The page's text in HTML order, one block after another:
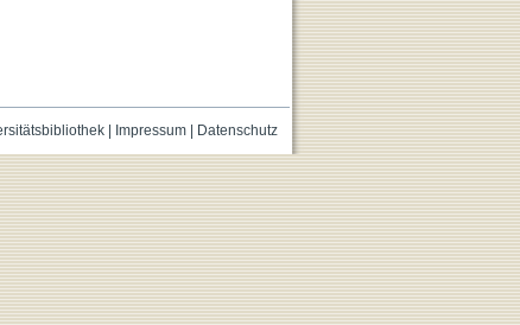
| Impressum| Datenschutz